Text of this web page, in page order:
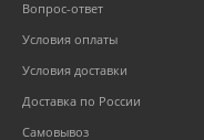
Вопрос-ответ
Условия оплаты
Условия доставки
Доставка по России
Самовывоз